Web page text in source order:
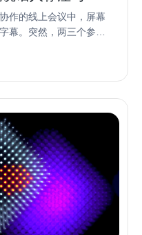
作的线上会议中，屏幕
幕。突然，两三个参会
语速极快且伴随抢话。
字，而没有标注姓名...